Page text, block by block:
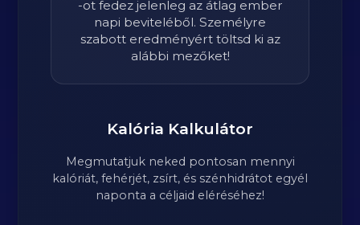
-ot fedez jelenleg az átlag ember
napi beviteléből. Személyre
szabott eredményért töltsd ki az
alábbi mezőket!
Kalória Kalkulátor
Megmutatjuk neked pontosan mennyi
kalóriát, fehérjét, zsírt, és szénhidrátot egyél
naponta a céljaid eléréséhez!